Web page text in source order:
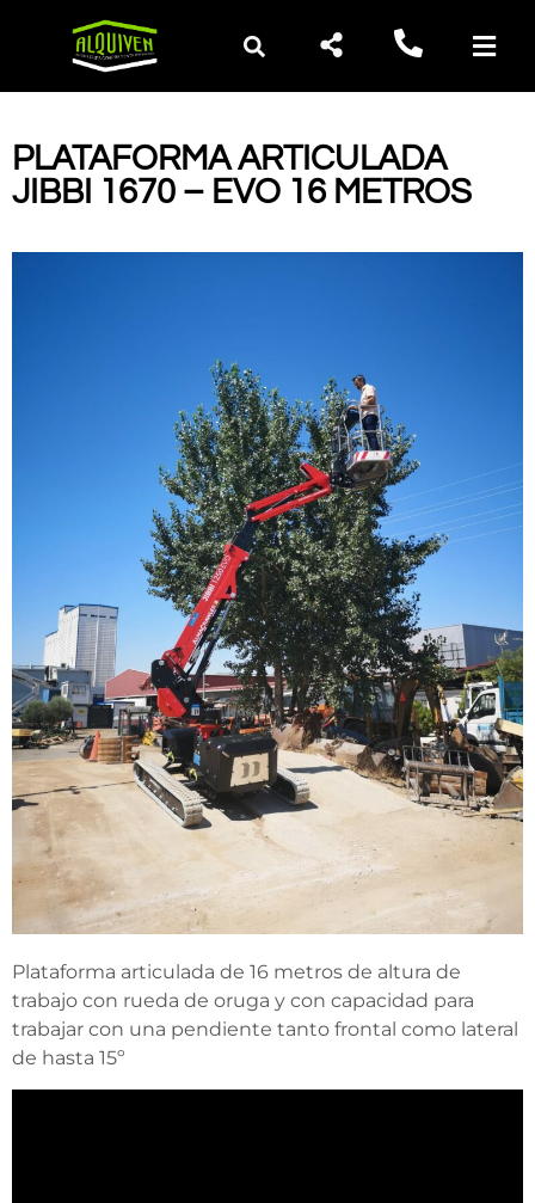
PLATAFORMA ARTICULADA
JIBBI 1670 – EVO 16 METROS
Plataforma articulada de 16 metros de altura de
trabajo con rueda de oruga y con capacidad para
trabajar con una pendiente tanto frontal como lateral
de hasta 15º